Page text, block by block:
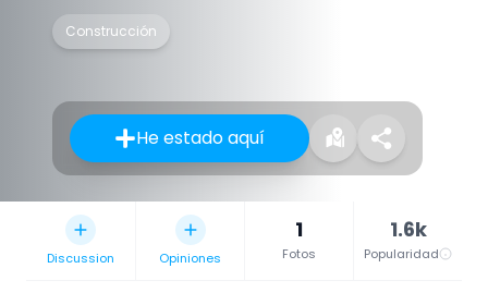
Construcción
He estado aquí
Discussion Opiniones
1
Fotos
1.6k
Popularidad